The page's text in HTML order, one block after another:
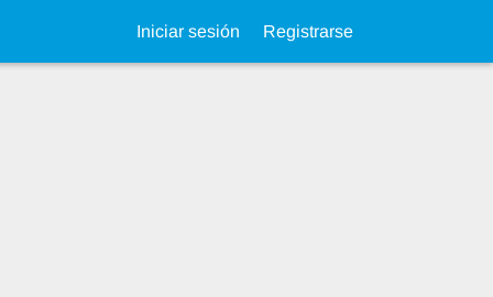
Iniciar sesión Registrarse